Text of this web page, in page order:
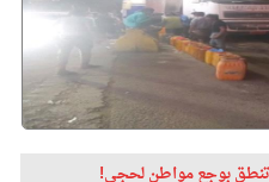
بوجع مواطن لحجي!